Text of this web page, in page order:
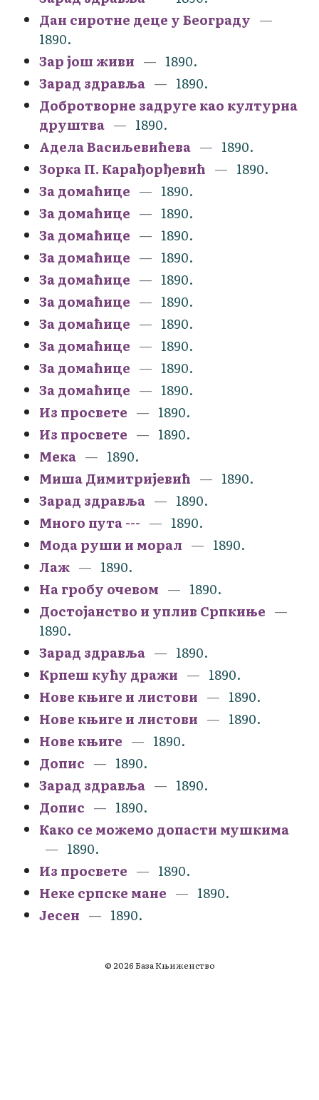
Дан сиротне деце у Београду
1890.
Зар још живи
1890.
Зарад здравља
1890.
Добротворне задруге као културна
друштва
1890.
Адела Васиљевићева
1890.
Зорка П. Карађорђевић
1890.
За домаћице
1890.
За домаћице
1890.
За домаћице
1890.
За домаћице
1890.
За домаћице
1890.
За домаћице
1890.
За домаћице
1890.
За домаћице
1890.
За домаћице
1890.
За домаћице
1890.
Из просвете
1890.
Из просвете
1890.
Мека
1890.
Миша Димитријевић
1890.
Зарад здравља
1890.
Много пута ---
1890.
Мода руши и морал
1890.
Лаж
1890.
На гробу очевом
1890.
Достојанство и уплив Српкиње
1890.
Зарад здравља
1890.
Крпеш кућу дражи
1890.
Нове књиге и листови
1890.
Нове књиге и листови
1890.
Нове књиге
1890.
Допис
1890.
Зарад здравља
1890.
Допис
1890.
Како се можемо допасти мушкима
1890.
Из просвете
1890.
Неке српске мане
1890.
Јесен
1890.
© 2026 База Књиженство